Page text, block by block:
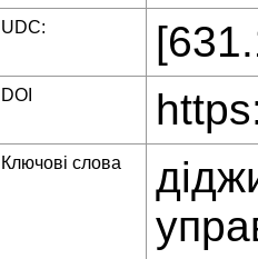
UDC:
DOI
Ключові слова